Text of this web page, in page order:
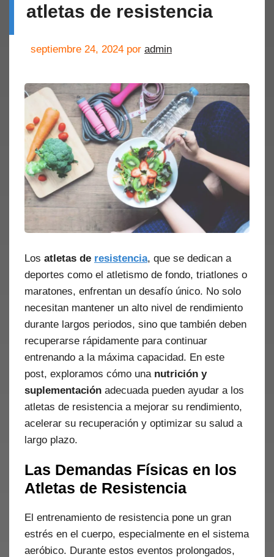
atletas de resistencia
septiembre 24, 2024 por admin
Los atletas de resistencia, que se dedican a
deportes como el atletismo de fondo, triatlones o
maratones, enfrentan un desafío único. No solo
necesitan mantener un alto nivel de rendimiento
durante largos periodos, sino que también deben
recuperarse rápidamente para continuar
entrenando a la máxima capacidad. En este
post, exploramos cómo una nutrición y
suplementación adecuada pueden ayudar a los
atletas de resistencia a mejorar su rendimiento,
acelerar su recuperación y optimizar su salud a
largo plazo.
Las Demandas Físicas en los
Atletas de Resistencia
El entrenamiento de resistencia pone un gran
estrés en el cuerpo, especialmente en el sistema
aeróbico. Durante estos eventos prolongados,